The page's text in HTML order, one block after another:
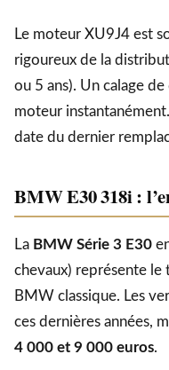
Le moteur XU9J4 est
rigoureux de la
ou 5 ans). Un calage
moteur
date du dernier
BMW E30 318i :
La BMW Série 3 E30
chevaux) représente le
BMW classique. Les
ces dernières années,
4 000 et 9 000 euros.